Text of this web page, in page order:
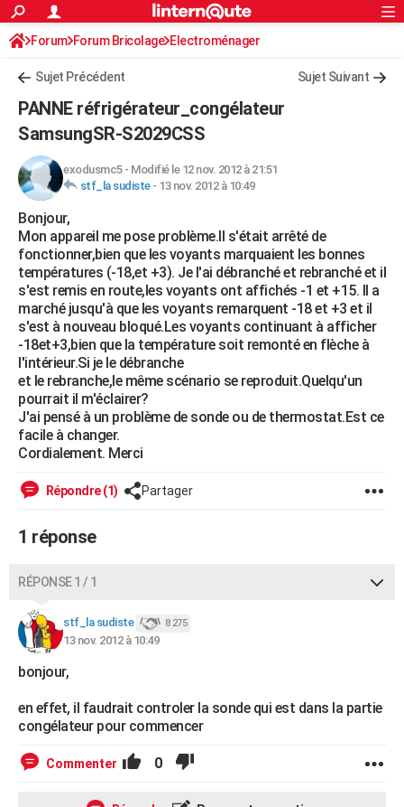
ACTUALITÉS
Politique
Société
Faits Divers
Education
Monde
Villes
+
Programme TV
TNTStreaming
Cinéma
Sorties cinéma
Musique
+FINANCE
Retraite
Impôts
Epargne
Immobilier
Risques naturels par ville
Banque
Assurance
Crédit
AUTO
Essais
Réserver un essai
Citadines
Berlines
SUV
Forum auto
HIGH-TECH
Mobiles
Meilleur smartphone
Internet
Ordinateurs
Jeux vidéo
Guide high-tech
BRICOLAGE
Forum
Aménagement intérieur
Extérieur
Cuisine
Salle de bains
Jardinage
Rangement
WEEK-END
Guides de France
Escapades
Patrimoine
Expositions
Musées
Week-end nature
+LIFESTYLE
Art de vivre
Bien-être
Loisirs
Mode
Modes de vie
SANTE
Alimentation
Guide de la santé
Maladies
Médicaments
Sommeil
VOYAGE
Destinations
City break
Voyage nature
Voyage de noces
Forum
Climat
+PHOTO
BONS PLANS
CARTE DE VOEUX
DICTIONNAIRE
PROGRAMME TV
COPAINS D'AVANT
S'inscrire
Se connecter
Lycées
Collèges
Primaires
Universités
Entreprises
Service militaire
Avis de recherche
AVIS DE DÉCÈS
FORUM
Bricolage
Lifestyle
Culture
Sport
Auto
Television
Voyage
Cinema
S'inscrire
Connexion
Forum Forum Bricolage Electroménager
Sujet Précédent Sujet Suivant
PANNE réfrigérateur_congélateur
SamsungSR-S2029CSS
exodusmc5- Modifié le 12 nov. 2012 à 21:51
stf_la sudiste- 13 nov. 2012 à 10:49
Bonjour,
Mon appareil me pose problème.Il s'était arrêté de
fonctionner,bien que les voyants marquaient les bonnes
températures (-18,et +3). Je l'ai débranché et rebranché et il
s'est remis en route,les voyants ont affichés -1 et +15. Il a
marché jusqu'à que les voyants remarquent -18 et +3 et il
s'est à nouveau bloqué.Les voyants continuant à afficher
-18et+3,bien que la température soit remonté en flèche à
l'intérieur.Si je le débranche
et le rebranche,le même scénario se reproduit.Quelqu'un
pourrait il m'éclairer?
J'ai pensé à un problème de sonde ou de thermostat.Est ce
facile à changer.
Cordialement. Merci
Répondre (1) Partager
1 réponse
RÉPONSE 1 / 1
stf_la sudiste 8 275
13 nov. 2012 à 10:49
bonjour,
en effet, il faudrait controler la sonde qui est dans la partie
congélateur pour commencer
Commenter 0